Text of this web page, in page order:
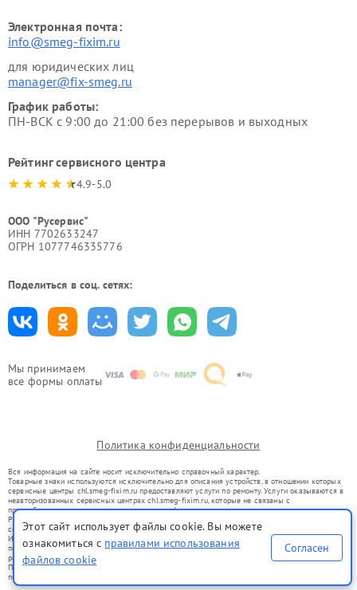
Мы принимаем
все формы оплаты
Электронная почта:
info@smeg-fixim.ru
для юридических лиц
manager@fix-smeg.ru
График работы:
ПН-ВСК с 9:00 до 21:00 без перерывов и выходных
Рейтинг сервисного центра
4.9-5.0
ООО "Русервис"
ИНН 7702633247
ОГРН 1077746335776
Поделиться в соц. сетях:
Политика конфиденциальности
Вся информация на сайте носит исключительно справочный характер.
Товарные знаки используются исключительно для описания устройств, в отношении которых
сервисные центры chl.smeg-fixim.ru предоставляют услуги по ремонту. Услуги оказываются в
неавторизованных сервисных центрах chl.smeg-fixim.ru, которые не связаны с
правообладателями товарных знаков или их официальными представителями.
Ремонт осуществляется для устройств, уже введенных в гражданский оборот в соответствии
со статьей 1487 ГК РФ.
Использование товарных знаков не преследует цели индивидуализации услуг или введения
потребителей в заблуждение, а служит для информирования о предоставляемых услугах по
ремонту техники указанных брендов.
Представленная на сайте информация не является публичной офертой, определяемой
положениями Статьи 437(2) Гражданского кодекса РФ
Этот сайт использует файлы cookie. Вы можете
ознакомиться с правилами использования
файлов cookie
Согласен